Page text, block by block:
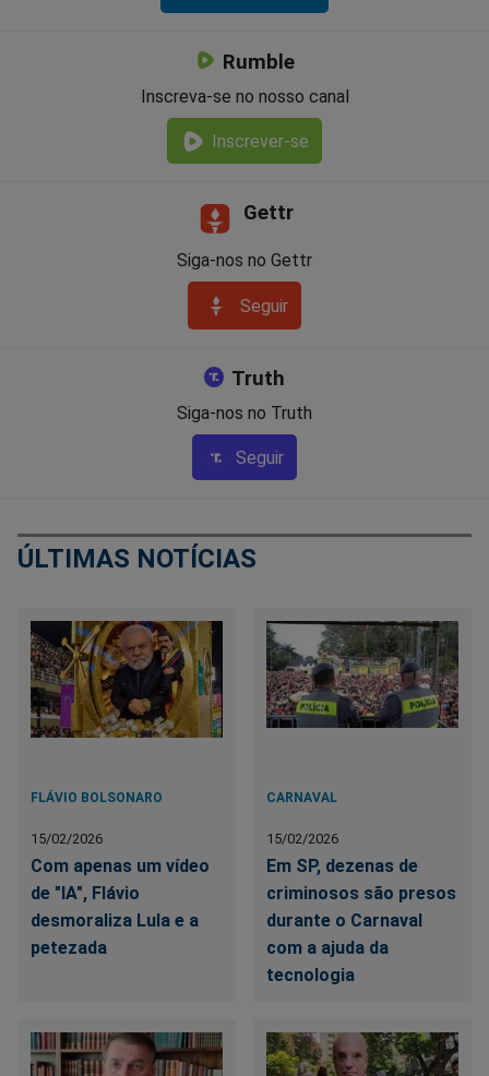
Rumble
Inscreva-se no nosso canal
Inscrever-se
Gettr
Siga-nos no Gettr
Seguir
Truth
Siga-nos no Truth
Seguir
ÚLTIMAS NOTÍCIAS
FLÁVIO BOLSONARO
15/02/2026
Com apenas um vídeo
de "IA", Flávio
desmoraliza Lula e a
petezada
CARNAVAL
15/02/2026
Em SP, dezenas de
criminosos são presos
durante o Carnaval
com a ajuda da
tecnologia